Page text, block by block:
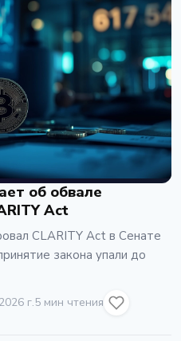
об обвале
Act
CLARITY Act в Сенате
закона упали до
г.5 мин чтения